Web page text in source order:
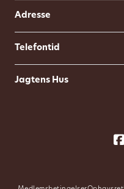
Adresse
Telefontid
Jagtens Hus